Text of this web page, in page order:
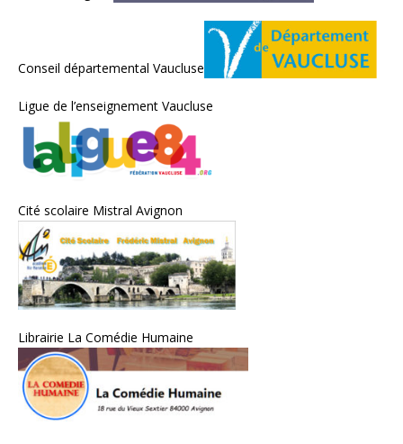
Conseil départemental Vaucluse
Ligue de l’enseignement Vaucluse
Cité scolaire Mistral Avignon
Librairie La Comédie Humaine